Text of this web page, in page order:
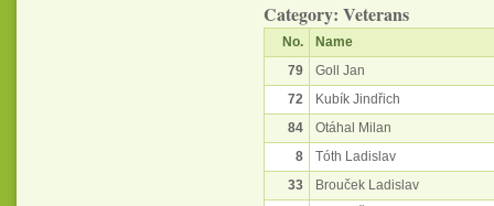
Category: Veterans
No.
Name
79
Goll Jan
72
Kubík Jindřich
84
Otáhal Milan
8
Tóth Ladislav
33
Brouček Ladislav